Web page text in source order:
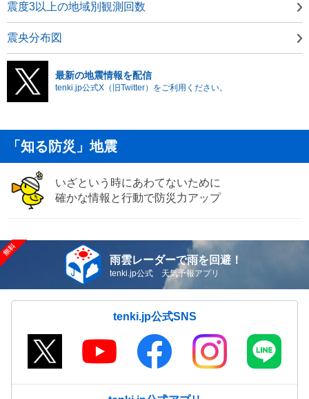
震度3以上の地域別観測回数
震央分布図
最新の地震情報を配信
tenki.jp公式X（旧Twitter）をご利用ください。
「知る防災」地震
いざという時にあわてないために
確かな情報と行動で防災力アップ
雨雲レーダーで雨を回避！
tenki.jp公式 天気予報アプリ
tenki.jp公式SNS